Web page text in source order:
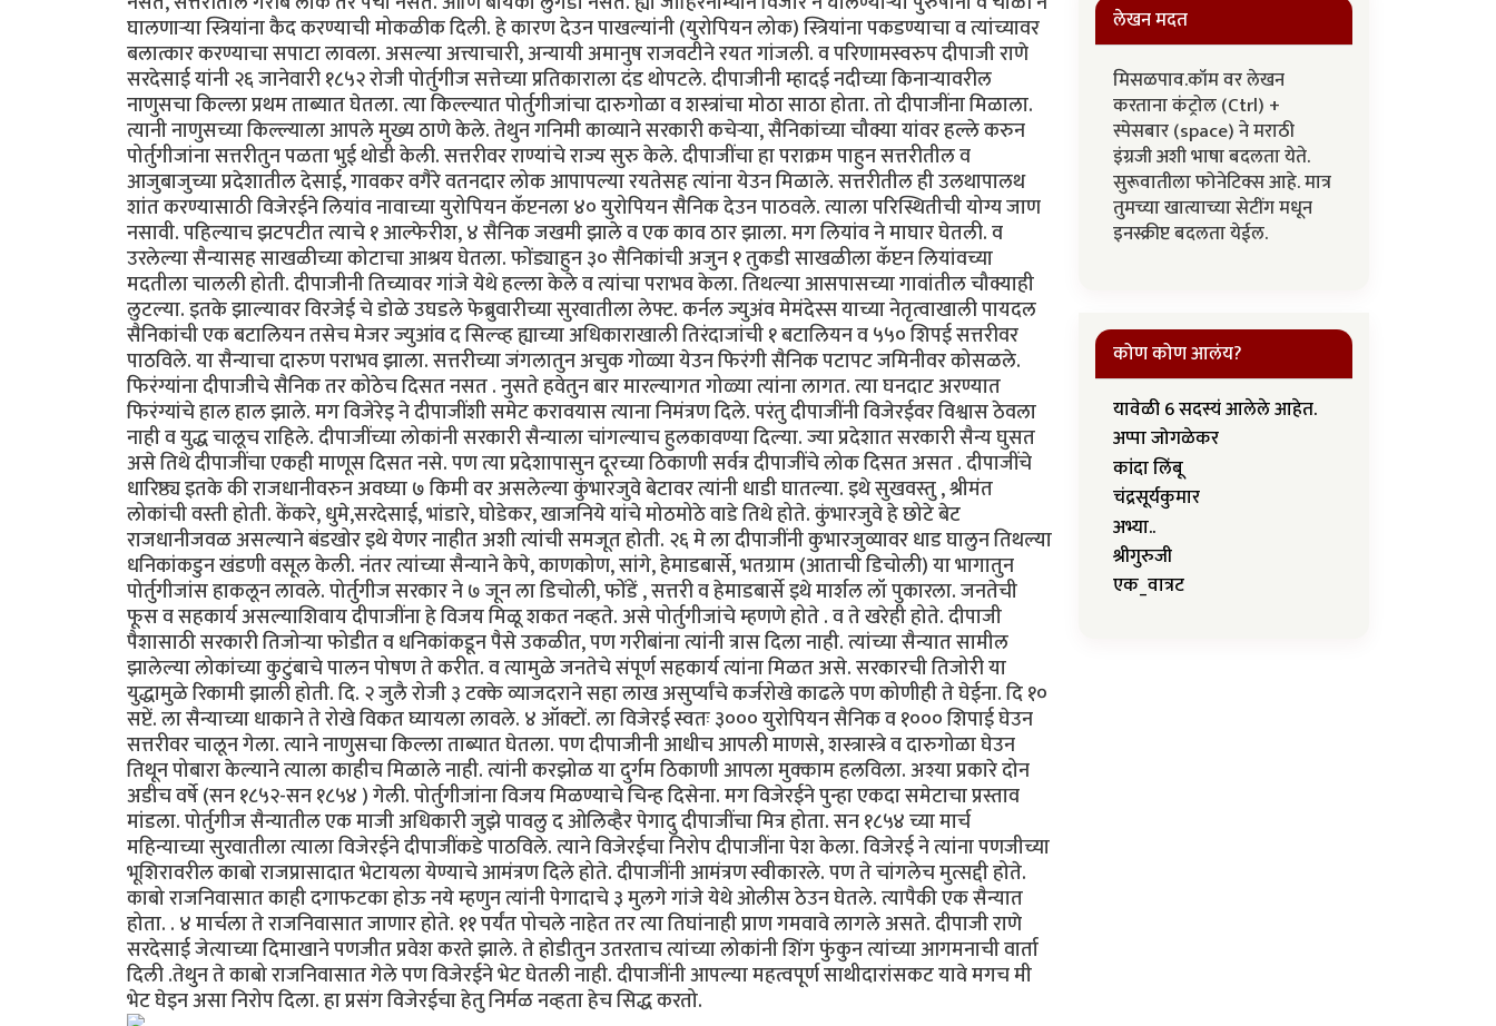
घालणार्‍या स्त्रियांना कैद करण्याची मोकळीक दिली. हे कारण देउन पाखल्यांनी (युरोपियन लोक) स्त्रियांना पकडण्याचा व त्यांच्यावर
बलात्कार करण्याचा सपाटा लावला. असल्या अत्त्याचारी, अन्यायी अमानुष राजवटीने रयत गांजली. व परिणामस्वरुप दीपाजी राणे
सरदेसाई यांनी २६ जानेवारी १८५२ रोजी पोर्तुगीज सत्तेच्या प्रतिकाराला दंड थोपटले. दीपाजीनी म्हादई नदीच्या किनार्‍यावरील
नाणुसचा किल्ला प्रथम ताब्यात घेतला. त्या किल्ल्यात पोर्तुगीजांचा दारुगोळा व शस्त्रांचा मोठा साठा होता. तो दीपाजींना मिळाला.
त्यानी नाणुसच्या किल्ल्याला आपले मुख्य ठाणे केले. तेथुन गनिमी काव्याने सरकारी कचेर्‍या, सैनिकांच्या चौक्या यांवर हल्ले करुन
पोर्तुगीजांना सत्तरीतुन पळता भुई थोडी केली. सत्तरीवर राण्यांचे राज्य सुरु केले. दीपाजींचा हा पराक्रम पाहुन सत्तरीतील व
आजुबाजुच्या प्रदेशातील देसाई, गावकर वगैरे वतनदार लोक आपापल्या रयतेसह त्यांना येउन मिळाले. सत्तरीतील ही उलथापालथ
शांत करण्यासाठी विजेरईने लियांव नावाच्या युरोपियन कॅप्टनला ४० युरोपियन सैनिक देउन पाठवले. त्याला परिस्थितीची योग्य जाण
नसावी. पहिल्याच झटपटीत त्याचे १ आल्फेरीश, ४ सैनिक जखमी झाले व एक काव ठार झाला. मग लियांव ने माघार घेतली. व
उरलेल्या सैन्यासह साखळीच्या कोटाचा आश्रय घेतला. फोंड्याहुन ३० सैनिकांची अजुन १ तुकडी साखळीला कॅप्टन लियांवच्या
मदतीला चालली होती. दीपाजीनी तिच्यावर गांजे येथे हल्ला केले व त्यांचा पराभव केला. तिथल्या आसपासच्या गावांतील चौक्याही
लुटल्या. इतके झाल्यावर विरजेई चे डोळे उघडले फेब्रुवारीच्या सुरवातीला लेफ्ट. कर्नल ज्युअंव मेमंदेस्स याच्या नेतृत्वाखाली पायदल
सैनिकांची एक बटालियन तसेच मेजर ज्युआंव द सिल्व्ह ह्याच्या अधिकाराखाली तिरंदाजांची १ बटालियन व ५५० शिपई सत्तरीवर
पाठविले. या सैन्याचा दारुण पराभव झाला. सत्तरीच्या जंगलातुन अचुक गोळ्या येउन फिरंगी सैनिक पटापट जमिनीवर कोसळले.
फिरंग्यांना दीपाजीचे सैनिक तर कोठेच दिसत नसत . नुसते हवेतुन बार मारल्यागत गोळ्या त्यांना लागत. त्या घनदाट अरण्यात
फिरंग्यांचे हाल हाल झाले. मग विजेरेइ ने दीपाजींशी समेट करावयास त्याना निमंत्रण दिले. परंतु दीपाजींनी विजेरईवर विश्वास ठेवला
नाही व युद्ध चालूच राहिले. दीपाजींच्या लोकांनी सरकारी सैन्याला चांगल्याच हुलकावण्या दिल्या. ज्या प्रदेशात सरकारी सैन्य घुसत
असे तिथे दीपाजींचा एकही माणूस दिसत नसे. पण त्या प्रदेशापासुन दूरच्या ठिकाणी सर्वत्र दीपाजींचे लोक दिसत असत . दीपाजींचे
धारिष्ठ्य इतके की राजधानीवरुन अवघ्या ७ किमी वर असलेल्या कुंभारजुवे बेटावर त्यांनी धाडी घातल्या. इथे सुखवस्तु , श्रीमंत
लोकांची वस्ती होती. केंकरे, धुमे,सरदेसाई, भांडारे, घोडेकर, खाजनिये यांचे मोठमोठे वाडे तिथे होते. कुंभारजुवे हे छोटे बेट
राजधानीजवळ असल्याने बंडखोर इथे येणर नाहीत अशी त्यांची समजूत होती. २६ मे ला दीपाजींनी कुभारजुव्यावर धाड घालुन तिथल्या
धनिकांकडुन खंडणी वसूल केली. नंतर त्यांच्या सैन्याने केपे, काणकोण, सांगे, हेमाडबार्से, भतग्राम (आताची डिचोली) या भागातुन
पोर्तुगीजांस हाकलून लावले. पोर्तुगीज सरकार ने ७ जून ला डिचोली, फोंडें , सत्तरी व हेमाडबार्से इथे मार्शल लॉ पुकारला. जनतेची
फूस व सहकार्य असल्याशिवाय दीपाजींना हे विजय मिळू शकत नव्हते. असे पोर्तुगीजांचे म्हणणे होते . व ते खरेही होते. दीपाजी
पैशासाठी सरकारी तिजोर्‍या फोडीत व धनिकांकडून पैसे उकळीत, पण गरीबांना त्यांनी त्रास दिला नाही. त्यांच्या सैन्यात सामील
झालेल्या लोकांच्या कुटुंबाचे पालन पोषण ते करीत. व त्यामुळे जनतेचे संपूर्ण सहकार्य त्यांना मिळत असे. सरकारची तिजोरी या
युद्धामुळे रिकामी झाली होती. दि. २ जुलै रोजी ३ टक्के व्याजदराने सहा लाख असुर्प्यांचे कर्जरोखे काढले पण कोणीही ते घेईना. दि १०
सप्टें. ला सैन्याच्या धाकाने ते रोखे विकत घ्यायला लावले. ४ ऑक्टों. ला विजेरई स्वतः ३००० युरोपियन सैनिक व १००० शिपाई घेउन
सत्तरीवर चालून गेला. त्याने नाणुसचा किल्ला ताब्यात घेतला. पण दीपाजीनी आधीच आपली माणसे, शस्त्रास्त्रे व दारुगोळा घेउन
तिथून पोबारा केल्याने त्याला काहीच मिळाले नाही. त्यांनी करझोळ या दुर्गम ठिकाणी आपला मुक्काम हलविला. अश्या प्रकारे दोन
अडीच वर्षे (सन १८५२-सन १८५४ ) गेली. पोर्तुगीजांना विजय मिळण्याचे चिन्ह दिसेना. मग विजेरईने पुन्हा एकदा समेटाचा प्रस्ताव
मांडला. पोर्तुगीज सैन्यातील एक माजी अधिकारी जुझे पावलु द ओलिव्हैर पेगादु दीपाजींचा मित्र होता. सन १८५४ च्या मार्च
महिन्याच्या सुरवातीला त्याला विजेरईने दीपाजींकडे पाठविले. त्याने विजेरईचा निरोप दीपाजींना पेश केला. विजेरई ने त्यांना पणजीच्या
भूशिरावरील काबो राजप्रासादात भेटायला येण्याचे आमंत्रण दिले होते. दीपाजींनी आमंत्रण स्वीकारले. पण ते चांगलेच मुत्सद्दी होते.
काबो राजनिवासात काही दगाफटका होऊ नये म्हणुन त्यांनी पेगादाचे ३ मुलगे गांजे येथे ओलीस ठेउन घेतले. त्यापैकी एक सैन्यात
होता. . ४ मार्चला ते राजनिवासात जाणार होते. ११ पर्यंत पोचले नाहेत तर त्या तिघांनाही प्राण गमवावे लागले असते. दीपाजी राणे
सरदेसाई जेत्याच्या दिमाखाने पणजीत प्रवेश करते झाले. ते होडीतुन उतरताच त्यांच्या लोकांनी शिंग फुंकुन त्यांच्या आगमनाची वार्ता
दिली .तेथुन ते काबो राजनिवासात गेले पण विजेरईने भेट घेतली नाही. दीपाजींनी आपल्या महत्वपूर्ण साथीदारांसकट यावे मगच मी
भेट घेइन असा निरोप दिला. हा प्रसंग विजेरईचा हेतु निर्मळ नव्हता हेच सिद्ध करतो.
लेखन मदत
मिसळपाव.कॉम वर लेखन
करताना कंट्रोल (Ctrl) +
स्पेसबार (space) ने मराठी
इंग्रजी अशी भाषा बदलता येते.
सुरूवातीला फोनेटिक्स आहे. मात्र
तुमच्या खात्याच्या सेटींग मधून
इनस्क्रीप्ट बदलता येईल.
कोण कोण आलंय?
यावेळी 6 सदस्यं आलेले आहेत.
अप्पा जोगळेकर
कांदा लिंबू
चंद्रसूर्यकुमार
अभ्या..
श्रीगुरुजी
एक_वात्रट